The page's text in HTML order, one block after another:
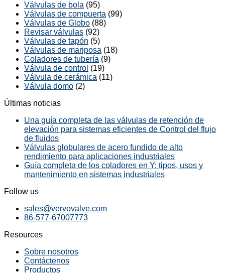
Válvulas de bola (95)
Válvulas de compuerta (99)
Válvulas de Globo (88)
Revisar válvulas (92)
Válvulas de tapón (5)
Válvulas de mariposa (18)
Coladores de tubería (9)
Válvula de control (19)
Válvula de cerámica (11)
Válvula domo (2)
Últimas noticias
Una guía completa de las válvulas de retención de
elevación para sistemas eficientes de Control del flujo
de fluidos
Válvulas globulares de acero fundido de alto
rendimiento para aplicaciones industriales
Guía completa de los coladores en Y: tipos, usos y
mantenimiento en sistemas industriales
Follow us
sales@vervovalve.com
86-577-67007773
Resources
Sobre nosotros
Contáctenos
Productos